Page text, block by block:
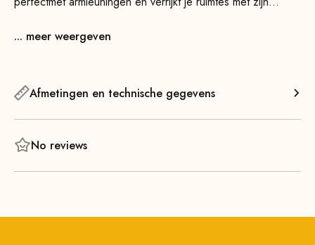
een breedte van slechts 49 cm is hij namelijk ruim 6 cm
Het puristische stalen frame is stevig gelast en
zitten! De minimalistische rugleuning ondersteunt een
... meer weergeven
Afmetingen en technische gegevens
No reviews